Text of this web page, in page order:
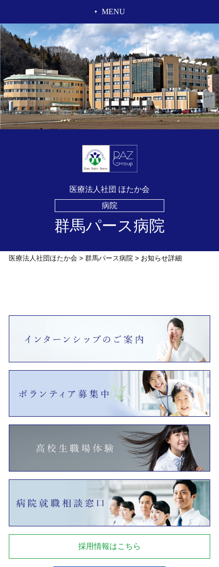
MENU
医療法人社団 ほたか会
病院
群馬パース病院
医療法人社団ほたか会 群馬パース病院 お知らせ詳細
採用情報はこちら